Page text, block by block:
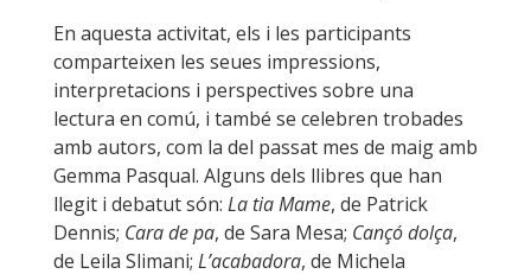
En aquesta activitat, els i les participants
comparteixen les seues impressions,
interpretacions i perspectives sobre una
lectura en comú, i també se celebren trobades
amb autors, com la del passat mes de maig amb
Gemma Pasqual. Alguns dels llibres que han
llegit i debatut són: La tia Mame, de Patrick
Dennis; Cara de pa, de Sara Mesa; Cançó dolça,
de Leila Slimani; L’acabadora, de Michela